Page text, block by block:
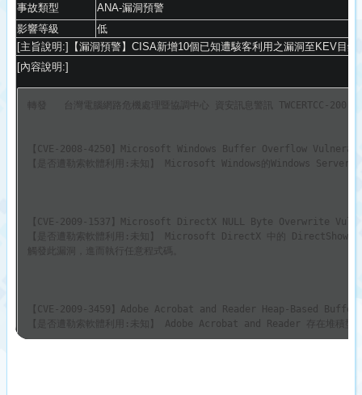
事故類型
ANA-漏洞預警
影響等級
低
[主旨說明:]【漏洞預警】CISA新增10個已知遭駭客利用之漏洞至KEV目錄(
[內容說明:]
轉發   台灣電腦網路危機處理暨協調中心 資安訊息警訊 TWCERTCC-200-
【CVE-2008-4250】Microsoft Windows Buffer Overflow
【是否遭勒索軟體利用:未知】 Microsoft Windows的Windows Server
【CVE-2009-1537】Microsoft DirectX NULL Byte Overwrite
【是否遭勒索軟體利用:未知】 Microsoft DirectX 中的
觸發此漏洞，
進而執行任意程式碼。
【CVE-2009-3459】Adobe Acrobat and Reader Heap-Based
【是否遭勒索軟體利用:未知】 Adobe Acrobat and Reader 存在堆積型